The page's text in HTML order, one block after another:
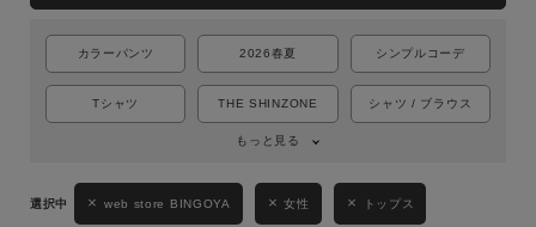
カラーパンツ 2026春夏 シンプルコーデ
Tシャツ THE SHINZONE シャツ / ブラウス
もっと見る
web store BINGOYA 女性 トップス